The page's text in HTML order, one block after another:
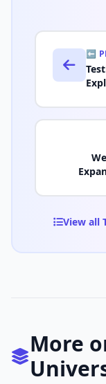
⬅️
View all
More